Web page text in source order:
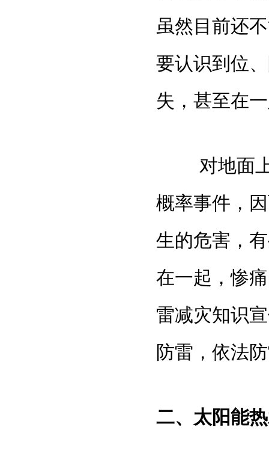
虽然目前还
要认识到位
失，甚至在
对地面上
概率事件，
生的危害，
在一起，惨
雷减灾知识
防雷，依法
二、太阳能